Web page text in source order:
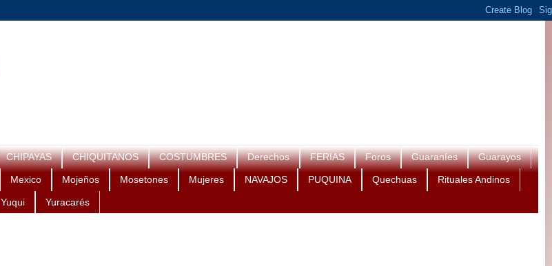
CHIPAYAS CHIQUITANOS COSTUMBRES Derechos FERIAS Foros Guaraníes Guarayos
Mexico Mojeños Mosetones Mujeres NAVAJOS PUQUINA Quechuas Rituales Andinos
Yuqui Yuracarés